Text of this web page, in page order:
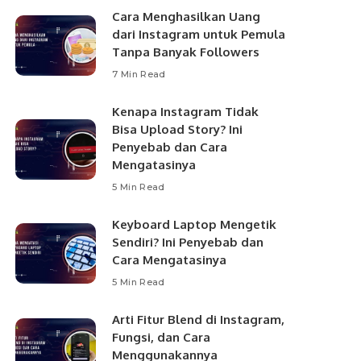
Cara Menghasilkan Uang
dari Instagram untuk Pemula
Tanpa Banyak Followers
7 Min Read
Kenapa Instagram Tidak
Bisa Upload Story? Ini
Penyebab dan Cara
Mengatasinya
5 Min Read
Keyboard Laptop Mengetik
Sendiri? Ini Penyebab dan
Cara Mengatasinya
5 Min Read
Arti Fitur Blend di Instagram,
Fungsi, dan Cara
Menggunakannya